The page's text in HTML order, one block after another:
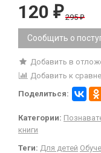
120 ₽ 295₽
Сообщить о
Добавить в
Добавить к
Поделиться:
Категории:
книги
Теги: Для детей